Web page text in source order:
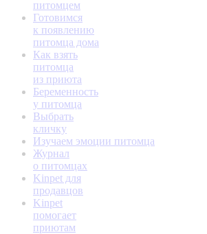
питомцем
Готовимся
к появлению
питомца дома
Как взять
питомца
из приюта
Беременность
у питомца
Выбрать
кличку
Изучаем эмоции питомца
Журнал
о питомцах
Kinpet для
продавцов
Kinpet
помогает
приютам